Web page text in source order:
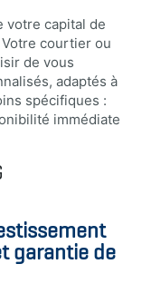
votre capital de
courtier ou
de vous
adaptés à
spécifiques :
immédiate
garantie de